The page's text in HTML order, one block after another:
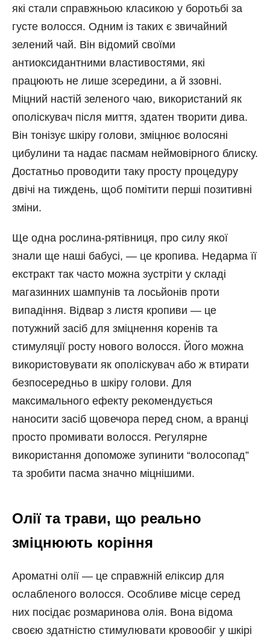
які стали справжньою класикою у боротьбі за
густе волосся. Одним із таких є звичайний
зелений чай. Він відомий своїми
антиоксидантними властивостями, які
працюють не лише зсередини, а й ззовні.
Міцний настій зеленого чаю, використаний як
ополіскувач після миття, здатен творити дива.
Він тонізує шкіру голови, зміцнює волосяні
цибулини та надає пасмам неймовірного блиску.
Достатньо проводити таку просту процедуру
двічі на тиждень, щоб помітити перші позитивні
зміни.
Ще одна рослина-рятівниця, про силу якої
знали ще наші бабусі, — це кропива. Недарма її
екстракт так часто можна зустріти у складі
магазинних шампунів та лосьйонів проти
випадіння. Відвар з листя кропиви — це
потужний засіб для зміцнення коренів та
стимуляції росту нового волосся. Його можна
використовувати як ополіскувач або ж втирати
безпосередньо в шкіру голови. Для
максимального ефекту рекомендується
наносити засіб щовечора перед сном, а вранці
просто промивати волосся. Регулярне
використання допоможе зупинити “волосопад”
та зробити пасма значно міцнішими.
Олії та трави, що реально
зміцнюють коріння
Ароматні олії — це справжній еліксир для
ослабленого волосся. Особливе місце серед
них посідає розмаринова олія. Вона відома
своєю здатністю стимулювати кровообіг у шкірі